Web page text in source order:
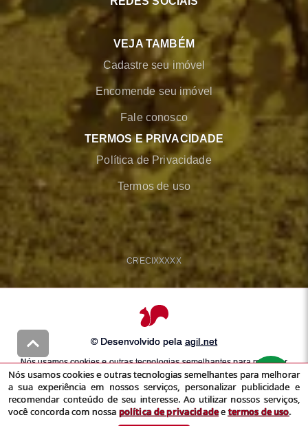
VEJA TAMBÉM
Cadastre seu imóvel
Encomende seu imóvel
Fale conosco
TERMOS E PRIVACIDADE
Política de Privacidade
Termos de uso
CRECIXXXXX
© Desenvolvido pela agil.net
Nós usamos cookies e outras tecnologias semelhantes para melhorar
a sua experiência em nossos serviços, personalizar publicidade e
recomendar conteúdo de seu interesse. Ao utilizar nossos serviços,
você concorda com nossapolítica de privacidadeetermos de uso
Nós usamos cookies e outras tecnologias semelhantes para melhorar
a sua experiência em nossos serviços, personalizar publicidade e
recomendar conteúdo de seu interesse. Ao utilizar nossos serviços,
você concorda com nossa política de privacidadeetermos de uso.